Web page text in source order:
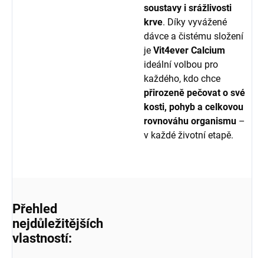
soustavy i srážlivosti
krve. Díky vyvážené
dávce a čistému složení
je Vit4ever Calcium
ideální volbou pro
každého, kdo chce
přirozeně pečovat o své
kosti, pohyb a celkovou
rovnováhu organismu –
v každé životní etapě.
Přehled
nejdůležitějších
vlastností: